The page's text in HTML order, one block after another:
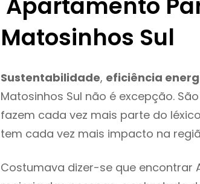
Matosinhos Sul
Sustentabilidade, eficiência
Matosinhos Sul não é excepção.
fazem cada vez mais parte do
tem cada vez mais impacto na
Costumava dizer-se que encontrar